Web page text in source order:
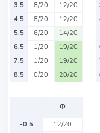
3.5
8/20
12/20
4.5
8/20
12/20
5.5
6/20
14/20
6.5
1/20
19/20
7.5
1/20
19/20
8.5
0/20 20/20
Ф
-0.5
12/20